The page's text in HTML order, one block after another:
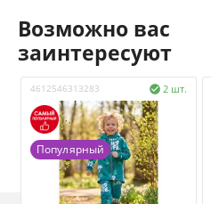
Возможно вас
заинтересуют
4612546313283 2 шт.

Популярный